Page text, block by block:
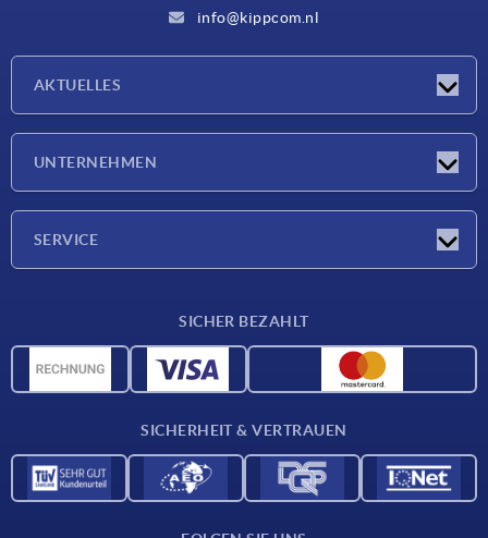
info@kippcom.nl
AKTUELLES
UNTERNEHMEN
SERVICE
CAD-Daten
SICHER BEZAHLT
SICHERHEIT & VERTRAUEN